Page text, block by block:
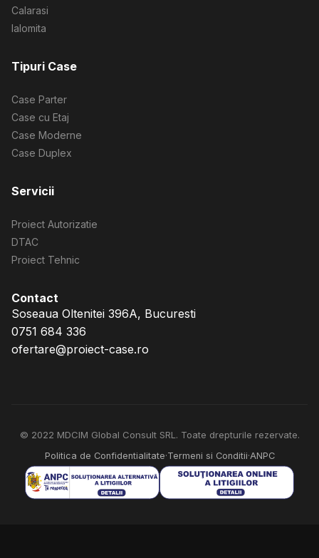
Calarasi
Ialomita
Tipuri Case
Case Parter
Case cu Etaj
Case Moderne
Case Duplex
Servicii
Proiect Autorizatie
DTAC
Proiect Tehnic
Contact
Soseaua Oltenitei 396A, Bucuresti
0751 684 336
ofertare@proiect-case.ro
© 2022 MDCIM Global Consult SRL. Toate drepturile rezervate.
Politica de Confidentialitate·Termeni si Conditii·ANPC